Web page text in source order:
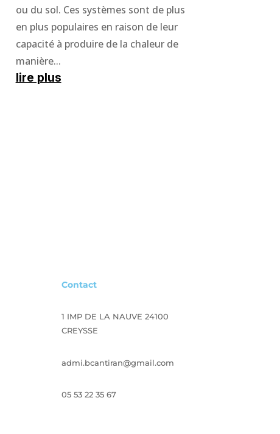
ou du sol. Ces systèmes sont de plus
en plus populaires en raison de leur
capacité à produire de la chaleur de
manière...
lire plus
Contact
1 IMP DE LA NAUVE 24100
CREYSSE
admi.bcantiran@gmail.com
05 53 22 35 67